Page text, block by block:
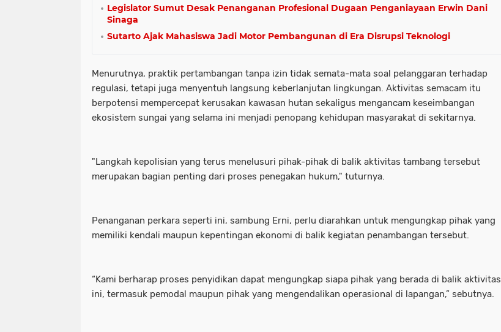
Legislator Sumut Desak Penanganan Profesional Dugaan Penganiayaan Erwin Dani
Sinaga
Sutarto Ajak Mahasiswa Jadi Motor Pembangunan di Era Disrupsi Teknologi
Menurutnya, praktik pertambangan tanpa izin tidak semata-mata soal pelanggaran terhadap
regulasi, tetapi juga menyentuh langsung keberlanjutan lingkungan. Aktivitas semacam itu
berpotensi mempercepat kerusakan kawasan hutan sekaligus mengancam keseimbangan
ekosistem sungai yang selama ini menjadi penopang kehidupan masyarakat di sekitarnya.
"Langkah kepolisian yang terus menelusuri pihak-pihak di balik aktivitas tambang tersebut
merupakan bagian penting dari proses penegakan hukum," tuturnya.
Penanganan perkara seperti ini, sambung Erni, perlu diarahkan untuk mengungkap pihak yang
memiliki kendali maupun kepentingan ekonomi di balik kegiatan penambangan tersebut.
“Kami berharap proses penyidikan dapat mengungkap siapa pihak yang berada di balik aktivitas
ini, termasuk pemodal maupun pihak yang mengendalikan operasional di lapangan,” sebutnya.